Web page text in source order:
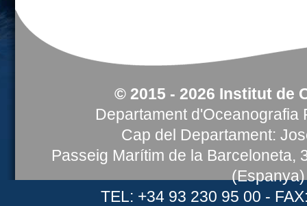
© 2015 - 2026 Institut de
Departament d'Oceanografia
Cap del Departament:
Passeig Marítim de la Barceloneta,
(Espanya)
TEL: +34 93 230 95 00 -